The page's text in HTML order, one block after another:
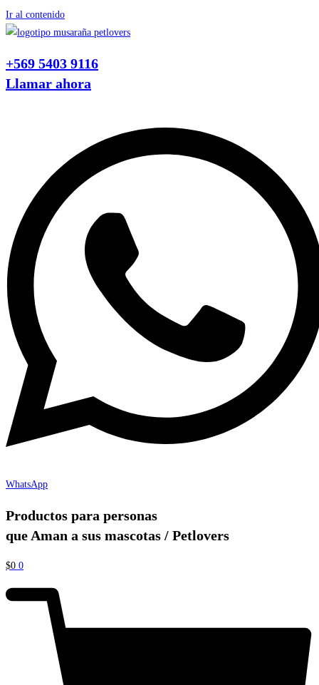
Ir al contenido
+569 5403 9116
Llamar ahora
WhatsApp
Productos para personas
que Aman a sus mascotas / Petlovers
$0 0